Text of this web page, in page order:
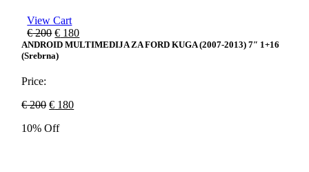
View Cart
€200 Original
price
was:
€ 180Current
price
ANDROID MULTIMEDIJA ZA FORD KUGA (2007-2013) 7″ 1+16
(srebrna)
Price:
€200 Original
was:
€ 180Current
10% Off